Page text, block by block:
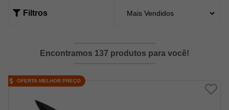
Filtros
Encontramos 137 produtos para você!
OFERTA MELHOR PREÇO